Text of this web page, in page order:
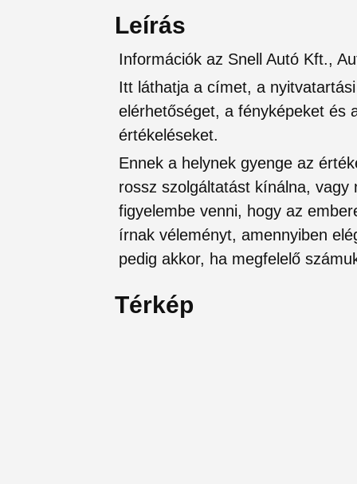
Leírás
Információk az Snell Autó Kft.,
Itt láthatja a címet, a
elérhetőséget, a fényképeket és
értékeléseket.
Ennek a helynek gyenge az
rossz szolgáltatást kínálna,
figyelembe venni, hogy az
írnak véleményt, amennyiben
pedig akkor, ha megfelelő
Térkép